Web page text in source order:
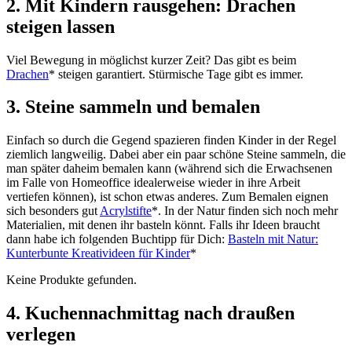
2. Mit Kindern rausgehen: Drachen
steigen lassen
Viel Bewegung in möglichst kurzer Zeit? Das gibt es beim
Drachen* steigen garantiert. Stürmische Tage gibt es immer.
3. Steine sammeln und bemalen
Einfach so durch die Gegend spazieren finden Kinder in der Regel
ziemlich langweilig. Dabei aber ein paar schöne Steine sammeln, die
man später daheim bemalen kann (während sich die Erwachsenen
im Falle von Homeoffice idealerweise wieder in ihre Arbeit
vertiefen können), ist schon etwas anderes. Zum Bemalen eignen
sich besonders gut Acrylstifte*. In der Natur finden sich noch mehr
Materialien, mit denen ihr basteln könnt. Falls ihr Ideen braucht
dann habe ich folgenden Buchtipp für Dich: Basteln mit Natur:
Kunterbunte Kreativideen für Kinder*
Keine Produkte gefunden.
4. Kuchennachmittag nach draußen
verlegen